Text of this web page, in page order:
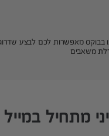
בבוקס מאפשרות לכם לבצע
משאבים
מתחיל